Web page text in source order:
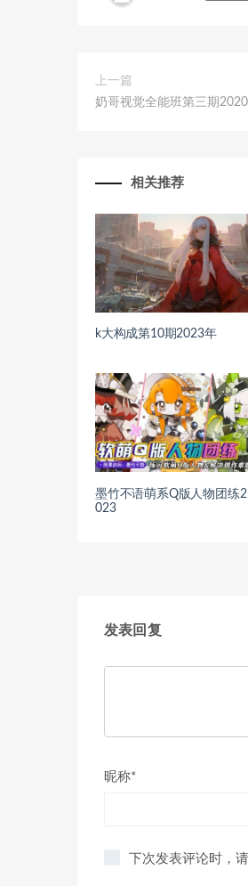
上一篇
奶哥视觉全能班第三期2020
相关推荐
k大构成第10期2023年
墨竹不语萌系Q版人物团练2
023
发表回复
昵称*
下次发表评论时，